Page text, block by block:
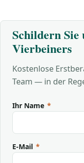
Schildern Sie
Vierbeiners
Kostenlose
Team — in der
Ihr Name *
E-Mail *